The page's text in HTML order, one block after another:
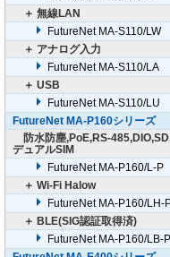
＋ 無線LAN
FutureNet MA-S110/LW
＋ アナログ入力
FutureNet MA-S110/LA
＋ USB
FutureNet MA-S110/LU
FutureNet MA-P160シリーズ
防水防塵,PoE,RS-
デュアルSIM
FutureNet MA-P160/L-P
＋ Wi-Fi Halow
FutureNet MA-P160/LH-
＋ BLE(SIG認証取得済)
FutureNet MA-P160/LB-P